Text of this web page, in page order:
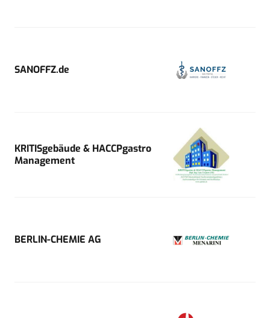
SANOFFZ.de
KRITISgebäude & HACCPgastro
Management
BERLIN-CHEMIE AG